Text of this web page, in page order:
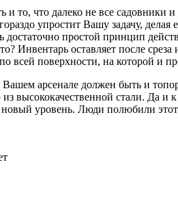
и то, что далеко не все садовники
упростит Вашу задачу,
достаточно простой принцип
Инвентарь оставляет после
всей поверхности, на которой и
арсенале должен быть и
высококачественной стали. Да
уровень. Люди полюбили этот